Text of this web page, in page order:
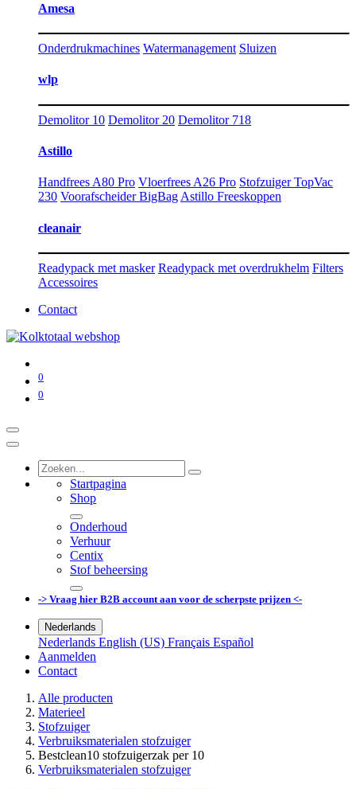
Amesa
Onderdrukmachines Watermanagement Sluizen
wlp
Demolitor 10 Demolitor 20 Demolitor 718
Astillo
Handfrees A80 Pro Vloerfrees A26 Pro Stofzuiger TopVac
230 Voorafscheider BigBag Astillo Freeskoppen
cleanair
Readypack met masker Readypack met overdrukhelm Filters
Accessoires
Contact
0
0
Startpagina
Shop
Onderhoud
Verhuur
Centix
Stof beheersing
-> Vraag hier B2B account aan voor de scherpste prijzen <-
Nederlands
Nederlands English (US) Français Español
Aanmelden
Contact
Alle producten
Materieel
Stofzuiger
Verbruiksmaterialen stofzuiger
Bestclean10 stofzuigerzak per 10
Verbruiksmaterialen stofzuiger